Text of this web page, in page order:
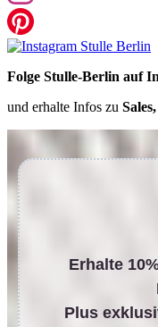
Folge Stulle-Berlin auf
und erhalte Infos zu
Erhalte
Plus